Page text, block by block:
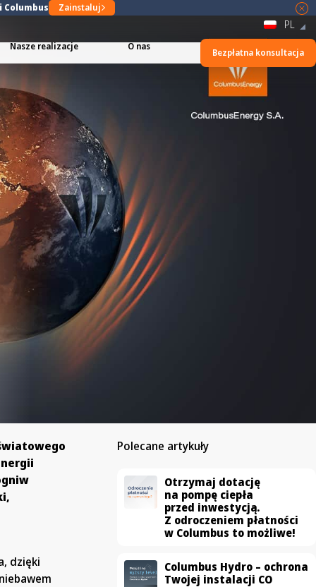
Zainstaluj
PL
Nasze realizacje O nas
Bezpłatna konsultacja
dzięki
Polecane artykuły
Otrzymaj dotację
na pompę ciepła
przed inwestycją.
Z odroczeniem płatności
w Columbus to możliwe!
Columbus Hydro – ochrona
Twojej instalacji CO